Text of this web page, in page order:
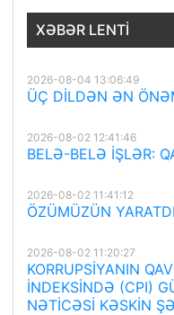
XƏBƏR LENTI
2026-08-04 13:06:49
ÜÇ DİLDƏN ƏN
2026-08-02 12:41:46
BELƏ-BELƏ İŞLƏR:
2026-08-02 11:41:12
ÖZÜMÜZÜN
2026-08-02 11:20:27
KORRUPSİYANIN
İNDEKSİNDƏ (CPI)
NƏTİCƏSİ KƏSKİN